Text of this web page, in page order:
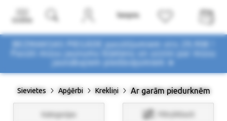
BEZMAKSAS PIEGĀDE pasūtījumiem virs 29,90€ !
Pasūti mūsu jaunumu biļetenu un uzzini par mūsu
Sievietes Apģērbi Krekliņi Ar garām piedurknēm
Kategorijas Filtri/Atlasīt